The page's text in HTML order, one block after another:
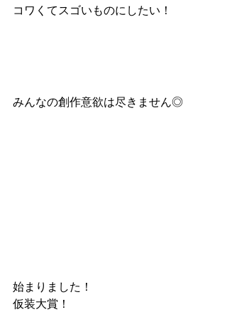
コワくてスゴいものにしたい！
みんなの創作意欲は尽きません◎
始まりました！
仮装大賞！